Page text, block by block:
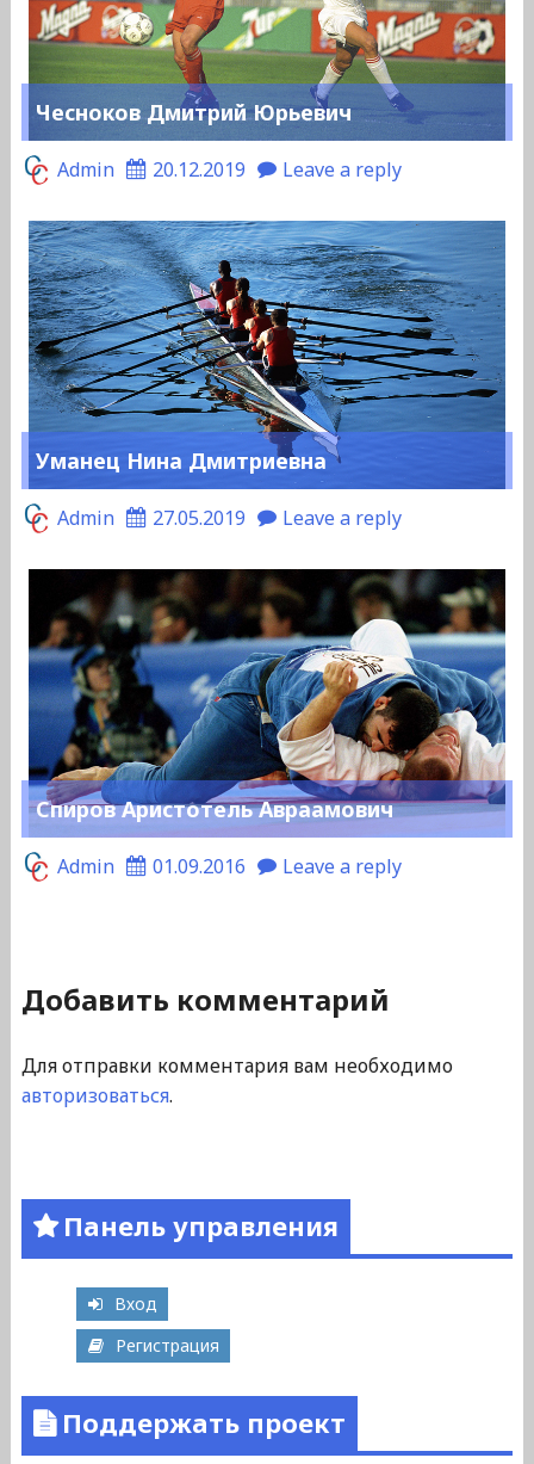
Чесноков Дмитрий Юрьевич
Admin 20.12.2019 Leave a reply
Уманец Нина Дмитриевна
Admin 27.05.2019 Leave a reply
Спиров Аристотель Авраамович
Admin 01.09.2016 Leave a reply
Добавить комментарий
Для отправки комментария вам необходимо
авторизоваться.
Панель управления
Вход
Регистрация
Поддержать проект